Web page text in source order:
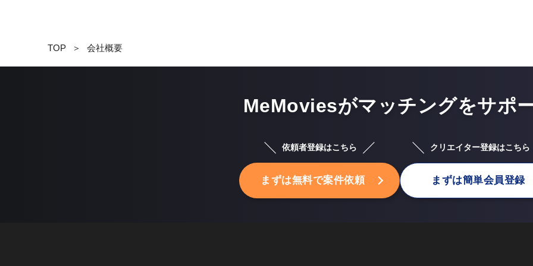
TOP ＞ 会社概要
MeMoviesがマッチングをサポ
依頼者登録はこちら
まずは無料で案件依頼
クリエイター登録はこちら
まずは簡単会員登録